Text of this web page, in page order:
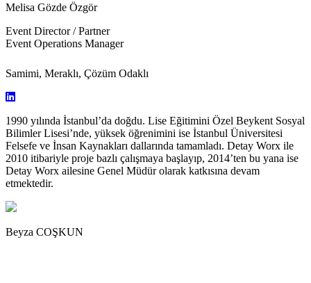
Melisa Gözde Özgör
Event Director / Partner
Event Operations Manager
Samimi, Meraklı, Çözüm Odaklı
1990 yılında İstanbul’da doğdu. Lise Eğitimini Özel Beykent Sosyal
Bilimler Lisesi’nde, yüksek öğrenimini ise İstanbul Üniversitesi
Felsefe ve İnsan Kaynakları dallarında tamamladı. Detay Worx ile
2010 itibariyle proje bazlı çalışmaya başlayıp, 2014’ten bu yana ise
Detay Worx ailesine Genel Müdür olarak katkısına devam
etmektedir.
Beyza COŞKUN